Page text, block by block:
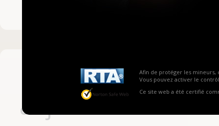
Afin de protéger les mineurs,
Vous pouvez activer le
Ce site web a été certifié
Pas encore
aujourd'hui